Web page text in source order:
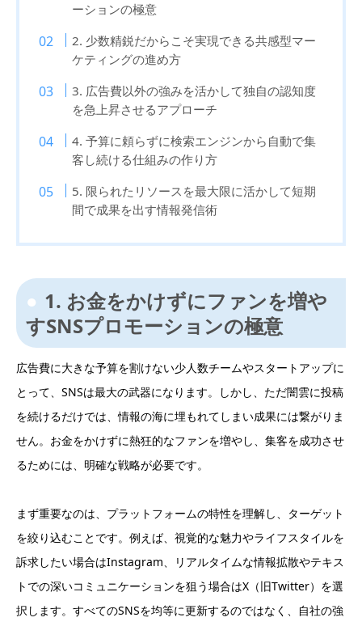
ーションの極意
2. 少数精鋭だからこそ実現できる共感型マー
ケティングの進め方
3. 広告費以外の強みを活かして独自の認知度
を急上昇させるアプローチ
4. 予算に頼らずに検索エンジンから自動で集
客し続ける仕組みの作り方
5. 限られたリソースを最大限に活かして短期
間で成果を出す情報発信術
1. お金をかけずにファンを増や
すSNSプロモーションの極意
広告費に大きな予算を割けない少人数チームやスタートアップに
とって、SNSは最大の武器になります。しかし、ただ闇雲に投稿
を続けるだけでは、情報の海に埋もれてしまい成果には繋がりま
せん。お金をかけずに熱狂的なファンを増やし、集客を成功させ
るためには、明確な戦略が必要です。
まず重要なのは、プラットフォームの特性を理解し、ターゲット
を絞り込むことです。例えば、視覚的な魅力やライフスタイルを
訴求したい場合はInstagram、リアルタイムな情報拡散やテキス
トでの深いコミュニケーションを狙う場合はX（旧Twitter）を選
択します。すべてのSNSを均等に更新するのではなく、自社の強